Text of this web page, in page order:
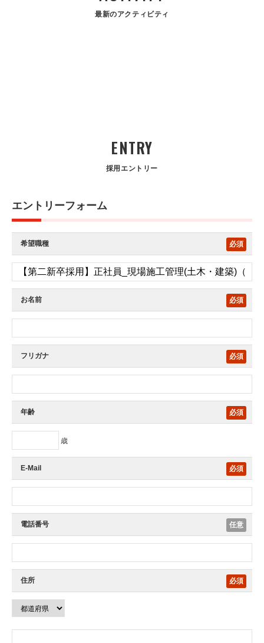
最新のアクティビティ
ENTRY
採用エントリー
エントリーフォーム
希望職種 必須
お名前 必須
フリガナ 必須
年齢 必須
歳
E-Mail 必須
電話番号 任意
住所 必須